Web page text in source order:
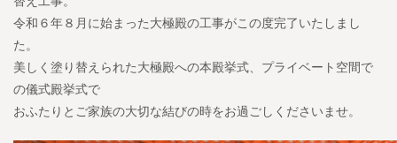
令和６年８月に始まった大極殿の工事がこの度完了いたしまし
た。
美しく塗り替えられた大極殿への本殿挙式、プライベート空間で
の儀式殿挙式で
おふたりとご家族の大切な結びの時をお過ごしくださいませ。